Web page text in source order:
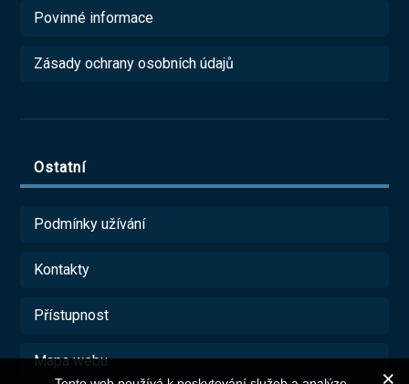
Povinné informace
Zásady ochrany osobních údajů
Ostatní
Podmínky užívání
Kontakty
Přístupnost
Mapa webu